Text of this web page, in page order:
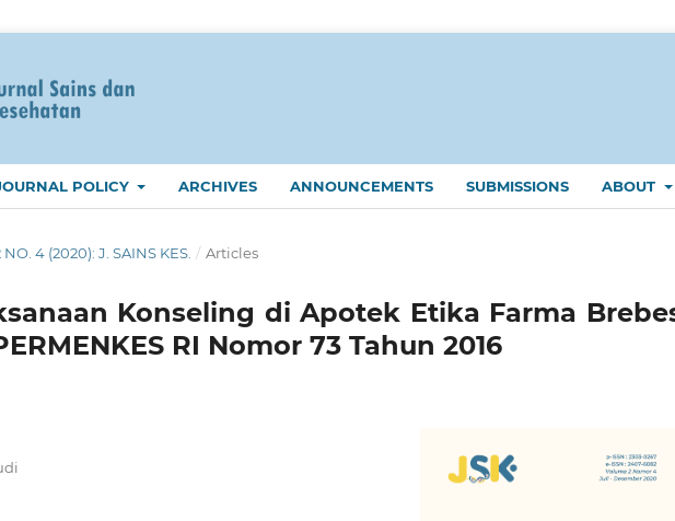
POLICY ARCHIVES ANNOUNCEMENTS SUBMISSIONS ABOUT
NO. 4 (2020): J. SAINS KES. / Articles
Konseling di Apotek Etika Farma
RI Nomor 73 Tahun 2016